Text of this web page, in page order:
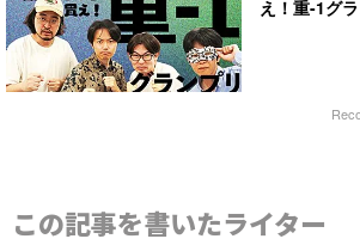
え！重-1グ
この記事を書いたライター